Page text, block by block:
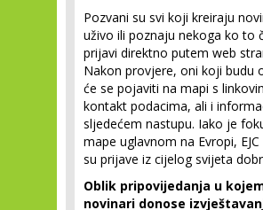
Pozvani su svi koji kreiraju
uživo ili poznaju nekoga ko to
prijavi direktno putem web
Nakon provjere, oni koji budu
će se pojaviti na mapi s
kontakt podacima, ali i
sljedećem nastupu. Iako je
mape uglavnom na Evropi, EJC
su prijave iz cijelog svijeta
Oblik pripovijedanja u
novinari donose